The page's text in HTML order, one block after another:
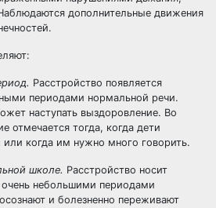
дополнительные движения
Расстройство появляется
периодами нормальной речи.
наступать выздоровление. Во
отмечается тогда, когда дети
или когда им нужно много говорить.
школе. Расстройство носит
очень небольшими периодами
и болезненно переживают